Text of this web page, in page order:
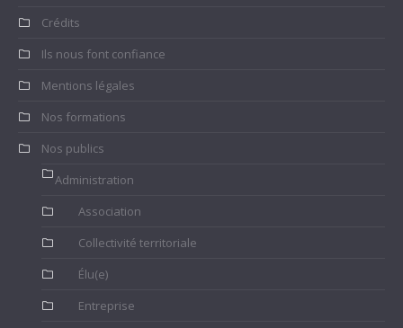
Crédits
Ils nous font confiance
Mentions légales
Nos formations
Nos publics
Administration
Association
Collectivité territoriale
Élu(e)
Entreprise